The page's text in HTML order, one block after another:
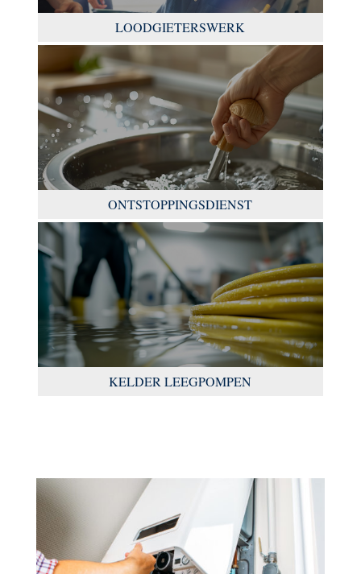
LOODGIETERSWERK
ONTSTOPPINGSDIENST
KELDER LEEGPOMPEN